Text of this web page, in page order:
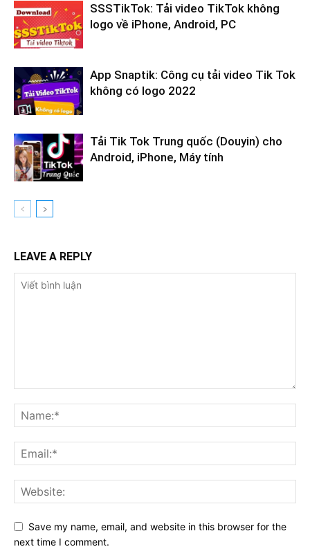
SSSTikTok: Tải video TikTok không
logo về iPhone, Android, PC
App Snaptik: Công cụ tải video Tik Tok
không có logo 2022
Tải Tik Tok Trung quốc (Douyin) cho
Android, iPhone, Máy tính
LEAVE A REPLY
Save my name, email, and website in this browser for the
next time I comment.